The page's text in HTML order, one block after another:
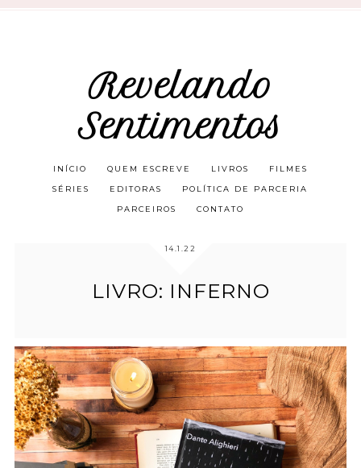
Revelando
Sentimentos
INÍCIO QUEM ESCREVE LIVROS FILMES
SÉRIES EDITORAS POLÍTICA DE PARCERIA
PARCEIROS CONTATO
14.1.22
LIVRO: INFERNO